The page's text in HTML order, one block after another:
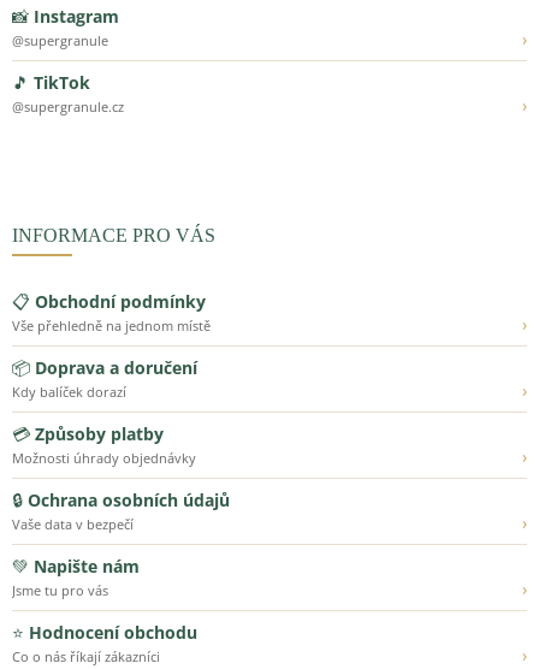
📸 Instagram
@supergranule
›
🎵 TikTok
@supergranule.cz ›
INFORMACE PRO VÁS
📋 Obchodní podmínky
Vše přehledně na jednom místě
›
📦 Doprava a doručení
Kdy balíček dorazí
›
💳 Způsoby platby
Možnosti úhrady objednávky
›
🔒 Ochrana osobních údajů
Vaše data v bezpečí
›
💚 Napište nám
Jsme tu pro vás
›
⭐ Hodnocení obchodu
Co o nás říkají zákazníci
›